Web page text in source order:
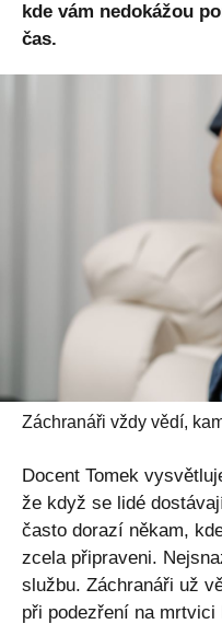
kde vám nedokážou
čas.
Záchranáři vždy vědí,
Docent Tomek
že když se lidé
často dorazí někam,
zcela připraveni.
službu. Záchranáři už
při podezření na